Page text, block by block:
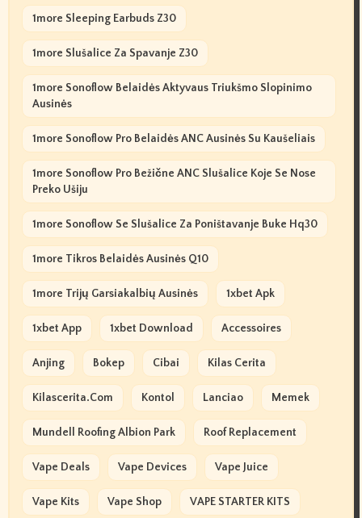
1more Sleeping Earbuds Z30
1more Slušalice Za Spavanje Z30
1more Sonoflow Belaidės Aktyvaus Triukšmo Slopinimo
Ausinės
1more Sonoflow Pro Belaidės ANC Ausinės Su Kaušeliais
1more Sonoflow Pro Bežične ANC Slušalice Koje Se Nose
Preko Ušiju
1more Sonoflow Se Slušalice Za Poništavanje Buke Hq30
1more Tikros Belaidės Ausinės Q10
1more Trijų Garsiakalbių Ausinės 1xbet Apk
1xbet App 1xbet Download Accessoires
Anjing Bokep Cibai Kilas Cerita
Kilascerita.com Kontol Lanciao Memek
Mundell Roofing Albion Park Roof Replacement
Vape Deals Vape Devices Vape Juice
Vape Kits Vape Shop VAPE STARTER KITS